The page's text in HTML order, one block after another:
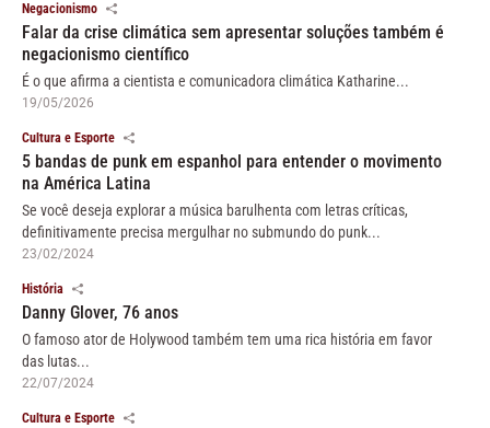
Negacionismo
Falar da crise climática sem apresentar soluções também é
negacionismo científico
É o que afirma a cientista e comunicadora climática Katharine...
19/05/2026
Cultura e Esporte
5 bandas de punk em espanhol para entender o movimento
na América Latina
Se você deseja explorar a música barulhenta com letras críticas,
definitivamente precisa mergulhar no submundo do punk...
23/02/2024
História
Danny Glover, 76 anos
O famoso ator de Holywood também tem uma rica história em favor
das lutas...
22/07/2024
Cultura e Esporte